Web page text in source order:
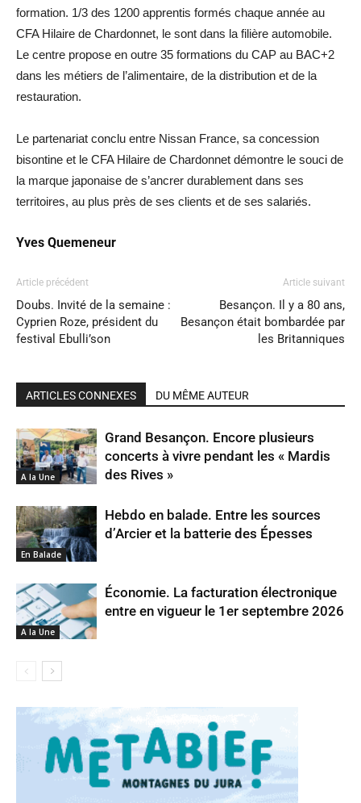
formation. 1/3 des 1200 apprentis formés chaque année au
CFA Hilaire de Chardonnet, le sont dans la filière automobile.
Le centre propose en outre 35 formations du CAP au BAC+2
dans les métiers de l’alimentaire, de la distribution et de la
restauration.
Le partenariat conclu entre Nissan France, sa concession
bisontine et le CFA Hilaire de Chardonnet démontre le souci de
la marque japonaise de s’ancrer durablement dans ses
territoires, au plus près de ses clients et de ses salariés.
Yves Quemeneur
Article précédent
Doubs. Invité de la semaine :
Cyprien Roze, président du
festival Ebulli’son
Article suivant
Besançon. Il y a 80 ans,
Besançon était bombardée par
les Britanniques
ARTICLES CONNEXES DU MÊME AUTEUR
A la Une
Grand Besançon. Encore plusieurs
concerts à vivre pendant les « Mardis
des Rives »
En Balade
Hebdo en balade. Entre les sources
d’Arcier et la batterie des Épesses
A la Une
Économie. La facturation électronique
entre en vigueur le 1er septembre 2026